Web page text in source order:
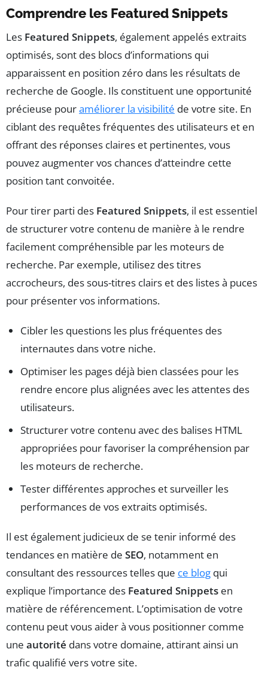
Comprendre les Featured Snippets
Les Featured Snippets, également appelés extraits
optimisés, sont des blocs d’informations qui
apparaissent en position zéro dans les résultats de
recherche de Google. Ils constituent une opportunité
précieuse pouraméliorer la visibilité de votre site. En
ciblant des requêtes fréquentes des utilisateurs et en
offrant des réponses claires et pertinentes, vous
pouvez augmenter vos chances d’atteindre cette
position tant convoitée.
Pour tirer parti des Featured Snippets, il est essentiel
de structurer votre contenu de manière à le rendre
facilement compréhensible par les moteurs de
recherche. Par exemple, utilisez des titres
accrocheurs, des sous-titres clairs et des listes à puces
pour présenter vos informations.
Cibler les questions les plus fréquentes des
internautes dans votre niche.
Optimiser les pages déjà bien classées pour les
rendre encore plus alignées avec les attentes des
utilisateurs.
Structurer votre contenu avec des balises HTML
appropriées pour favoriser la compréhension par
les moteurs de recherche.
Tester différentes approches et surveiller les
performances de vos extraits optimisés.
Il est également judicieux de se tenir informé des
tendances en matière de SEO, notamment en
consultant des ressources telles que ce blog qui
explique l’importance des Featured Snippets en
matière de référencement. L’optimisation de votre
contenu peut vous aider à vous positionner comme
une autorité dans votre domaine, attirant ainsi un
trafic qualifié vers votre site.